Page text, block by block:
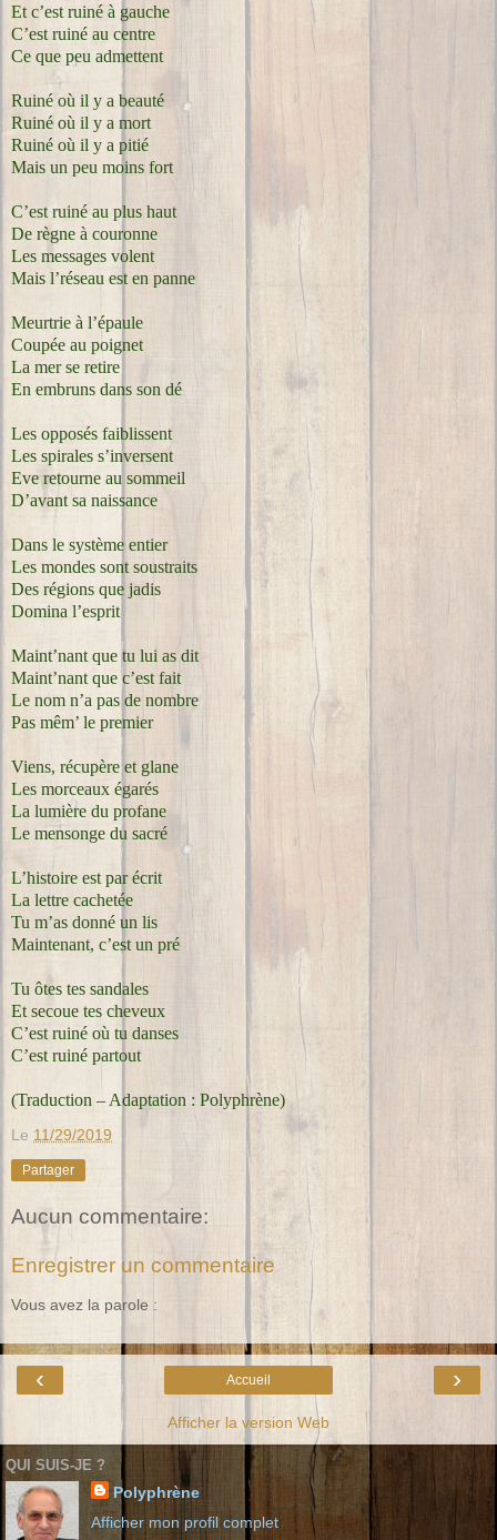
Et c’est ruiné à gauche
C’est ruiné au centre
Ce que peu admettent
Ruiné où il y a beauté
Ruiné où il y a mort
Ruiné où il y a pitié
Mais un peu moins fort
C’est ruiné au plus haut
De règne à couronne
Les messages volent
Mais l’réseau est en panne
Meurtrie à l’épaule
Coupée au poignet
La mer se retire
En embruns dans son dé
Les opposés faiblissent
Les spirales s’inversent
Eve retourne au sommeil
D’avant sa naissance
Dans le système entier
Les mondes sont soustraits
Des régions que jadis
Domina l’esprit
Maint’nant que tu lui as dit
Maint’nant que c’est fait
Le nom n’a pas de nombre
Pas mêm’ le premier
Viens, récupère et glane
Les morceaux égarés
La lumière du profane
Le mensonge du sacré
L’histoire est par écrit
La lettre cachetée
Tu m’as donné un lis
Maintenant, c’est un pré
Tu ôtes tes sandales
Et secoue tes cheveux
C’est ruiné où tu danses
C’est ruiné partout
(Traduction – Adaptation : Polyphrène)
Le 11/29/2019
Partager
Aucun commentaire:
Enregistrer un commentaire
Vous avez la parole :
‹ ›
Accueil
Afficher la version Web
QUI SUIS-JE ?
Polyphrène
Afficher mon profil complet